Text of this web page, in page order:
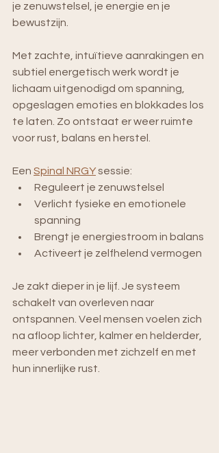
je zenuwstelsel, je energie en je
bewustzijn.
Met zachte, intuïtieve aanrakingen en
subtiel energetisch werk wordt je
lichaam uitgenodigd om spanning,
opgeslagen emoties en blokkades los
te laten. Zo ontstaat er weer ruimte
voor rust, balans en herstel.
Een Spinal NRGY sessie:
Reguleert je zenuwstelsel
Verlicht fysieke en emotionele
spanning
Brengt je energiestroom in balans
Activeert je zelfhelend vermogen
Je zakt dieper in je lijf. Je systeem
schakelt van overleven naar
ontspannen. Veel mensen voelen zich
na afloop lichter, kalmer en helderder,
meer verbonden met zichzelf en met
hun innerlijke rust.